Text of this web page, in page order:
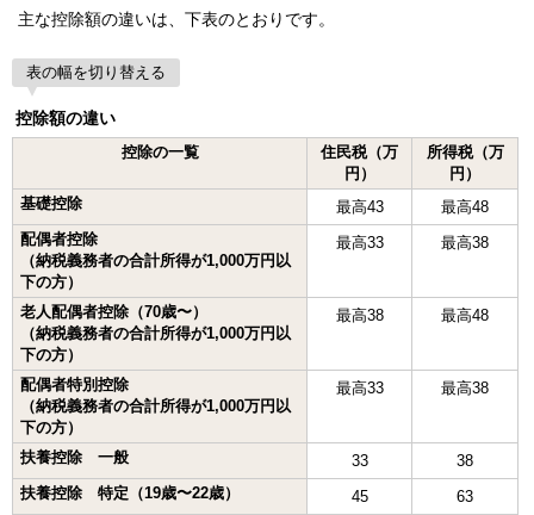
主な控除額の違いは、下表のとおりです。
表の幅を切り替える
控除額の違い
控除の一覧
住民税（万
円）
所得税（万
円）
基礎控除
最高43
最高48
配偶者控除
（納税義務者の合計所得が1,000万円以
下の方）
最高33 最高38
老人配偶者控除（70歳〜）
（納税義務者の合計所得が1,000万円以
下の方）
最高38 最高48
配偶者特別控除
（納税義務者の合計所得が1,000万円以
下の方）
最高33 最高38
扶養控除 一般 33
38
扶養控除 特定（19歳〜22歳）
45
63